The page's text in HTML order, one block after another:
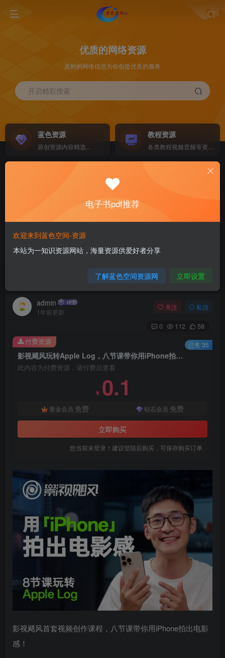
优质的网络资源
及时的网络信息为你创造优良的服务
开启精彩搜索
蓝色资源
原创资源内容精选...
教程资源
计算机 移动设备 软件下载....
电子书籍下载...
首页 AI技术 正文
影视飓风玩转Apple Log，八节课带你用iPhone
拍出电影感！【无水印版】
admin
1年前更新
关注 私信
0 112 58
影视飓风玩转Apple Log，八节课带你用iPhone拍出电影感！【无水印版】
此内容为付费资源，请付费后查看
￥ 0.1
黄金会员 免费 钻石会员 免费
立即购买
您当前未登录！建议登陆后购买，可保存购买订单
付费资源 已售 35
影视飓风首套视频创作课程，八节课带你用iPhone拍出电影
感！
电子书pdf推荐
欢迎来到蓝色空间-资源
本站为一知识资源网站，海量资源供爱好者分享
了解蓝色空间资源网 立即设置